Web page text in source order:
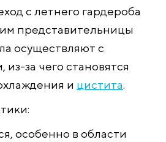
с летнего гардероба
представительницы
осуществляют с
за чего становятся
и цистита.
особенно в области